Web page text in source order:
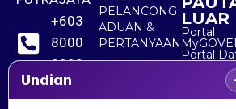
+603
8000
8000
+603
PELANCONG
ADUAN &
PERTANYAAN
LUAR
Portal
Portal
Terbuka
Sektor
Undian